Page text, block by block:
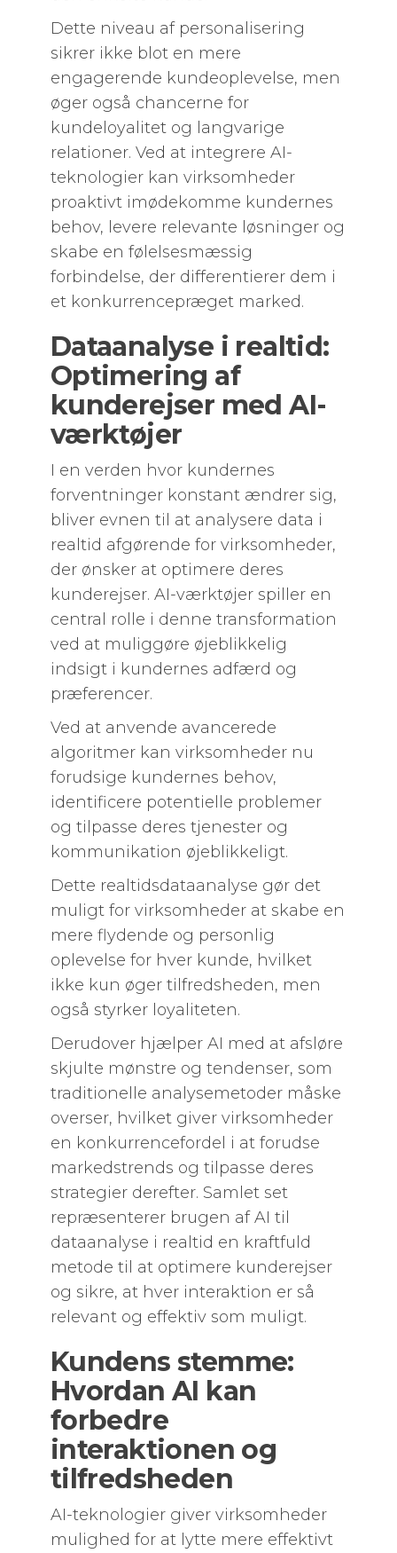
Dette niveau af personalisering
sikrer ikke blot en mere
engagerende kundeoplevelse, men
øger også chancerne for
kundeloyalitet og langvarige
relationer. Ved at integrere AI-
teknologier kan virksomheder
proaktivt imødekomme kundernes
behov, levere relevante løsninger og
skabe en følelsesmæssig
forbindelse, der differentierer dem i
et konkurrencepræget marked.
Dataanalyse i realtid:
Optimering af
kunderejser med AI-
værktøjer
I en verden hvor kundernes
forventninger konstant ændrer sig,
bliver evnen til at analysere data i
realtid afgørende for virksomheder,
der ønsker at optimere deres
kunderejser. AI-værktøjer spiller en
central rolle i denne transformation
ved at muliggøre øjeblikkelig
indsigt i kundernes adfærd og
præferencer.
Ved at anvende avancerede
algoritmer kan virksomheder nu
forudsige kundernes behov,
identificere potentielle problemer
og tilpasse deres tjenester og
kommunikation øjeblikkeligt.
Dette realtidsdataanalyse gør det
muligt for virksomheder at skabe en
mere flydende og personlig
oplevelse for hver kunde, hvilket
ikke kun øger tilfredsheden, men
også styrker loyaliteten.
Derudover hjælper AI med at afsløre
skjulte mønstre og tendenser, som
traditionelle analysemetoder måske
overser, hvilket giver virksomheder
en konkurrencefordel i at forudse
markedstrends og tilpasse deres
strategier derefter. Samlet set
repræsenterer brugen af AI til
dataanalyse i realtid en kraftfuld
metode til at optimere kunderejser
og sikre, at hver interaktion er så
relevant og effektiv som muligt.
Kundens stemme:
Hvordan AI kan
forbedre
interaktionen og
tilfredsheden
AI-teknologier giver virksomheder
mulighed for at lytte mere effektivt